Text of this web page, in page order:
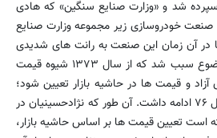
شد و «وزارت صنایع سنگین» که هادی
صنعت خودروسازی زیر مجموعه وزارت صنایع
در آن زمان این صنعت به رانت های شدیدی
نیز دچار شده بود. همین موضوع سبب شد که از سال ۱۳۷۳ شیوه قیمت
و قیمت ها در حاشیه بازار تعیین شود؛
این شیوه قیمت گذاری تا سال ۷۶ ادامه داشت. آن طور که نژادحسینیان در
است تعیین قیمت ها بر اساس حاشیه بازار،